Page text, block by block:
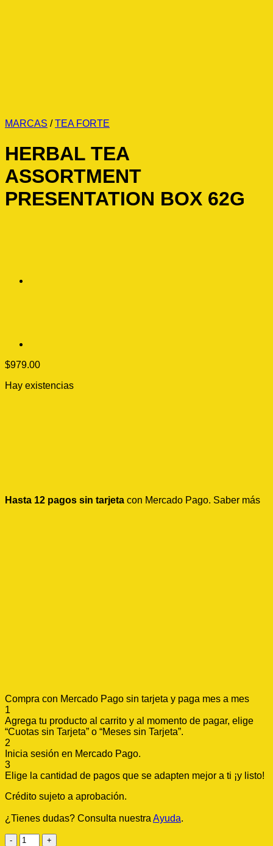
MARCAS / TEA FORTE
HERBAL TEA
ASSORTMENT
PRESENTATION BOX 62G
$979.00
Hay existencias
Hasta 12 pagos sin tarjeta con Mercado Pago. Saber más
Compra con Mercado Pago sin tarjeta y paga mes a mes
1
Agrega tu producto al carrito y al momento de pagar, elige
“Cuotas sin Tarjeta” o “Meses sin Tarjeta”.
2
Inicia sesión en Mercado Pago.
3
Elige la cantidad de pagos que se adapten mejor a ti ¡y listo!
Crédito sujeto a aprobación.
¿Tienes dudas? Consulta nuestra Ayuda.
HERBAL